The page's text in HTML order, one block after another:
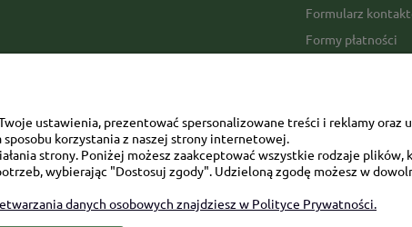
Formularz
Formy płatności
Opinie Trustmate
Mapa kategorii
ustawienia, prezentować spersonalizowane treści i reklamy oraz
korzystania z naszej strony internetowej.
strony. Poniżej możesz zaakceptować wszystkie rodzaje
wybierając "Dostosuj zgody". Udzieloną zgodę możesz w
danych osobowych znajdziesz w Polityce Prywatności.